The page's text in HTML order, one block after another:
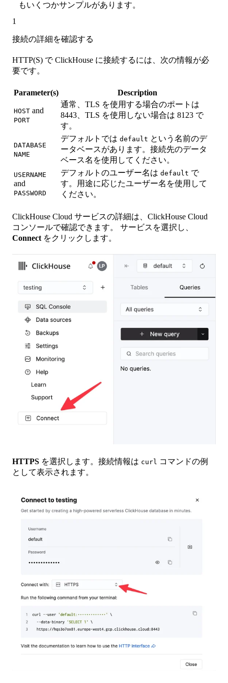
もいくつかサンプルがあります。
1
接続の詳細を確認する
HTTP(S) で ClickHouse に接続するには、次の情報が必
要です。
Parameter(s) Description
HOST and
PORT
通常、TLS を使用する場合のポートは
8443、TLS を使用しない場合は 8123 で
す。
DATABASE
NAME
デフォルトでは default という名前のデ
ータベースがあります。接続先のデータ
ベース名を使用してください。
USERNAME
and
PASSWORD
デフォルトのユーザー名は default で
す。用途に応じたユーザー名を使用して
ください。
ClickHouse Cloud サービスの詳細は、ClickHouse Cloud
コンソールで確認できます。 サービスを選択し、
Connect をクリックします。
HTTPS を選択します。接続情報は curl コマンドの例
として表示されます。